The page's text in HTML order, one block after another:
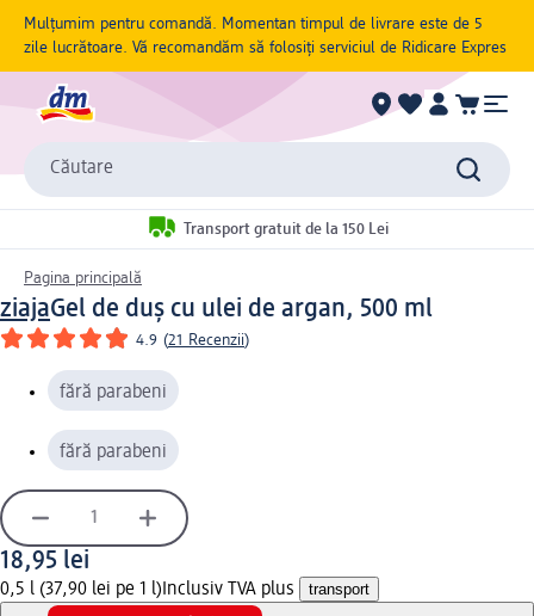
Mulțumim pentru comandă. Momentan timpul de livrare este de 5
zile lucrătoare. Vă recomandăm să folosiți serviciul de Ridicare Expres
Căutare
Transport gratuit de la 150 Lei
Pagina principală
ziajaGel de duș cu ulei de argan, 500 ml
4.9 (21 Recenzii)
fără parabeni
fără parabeni
18,95 lei
0,5 l (37,90 lei pe 1 l) Inclusiv TVA plus transport